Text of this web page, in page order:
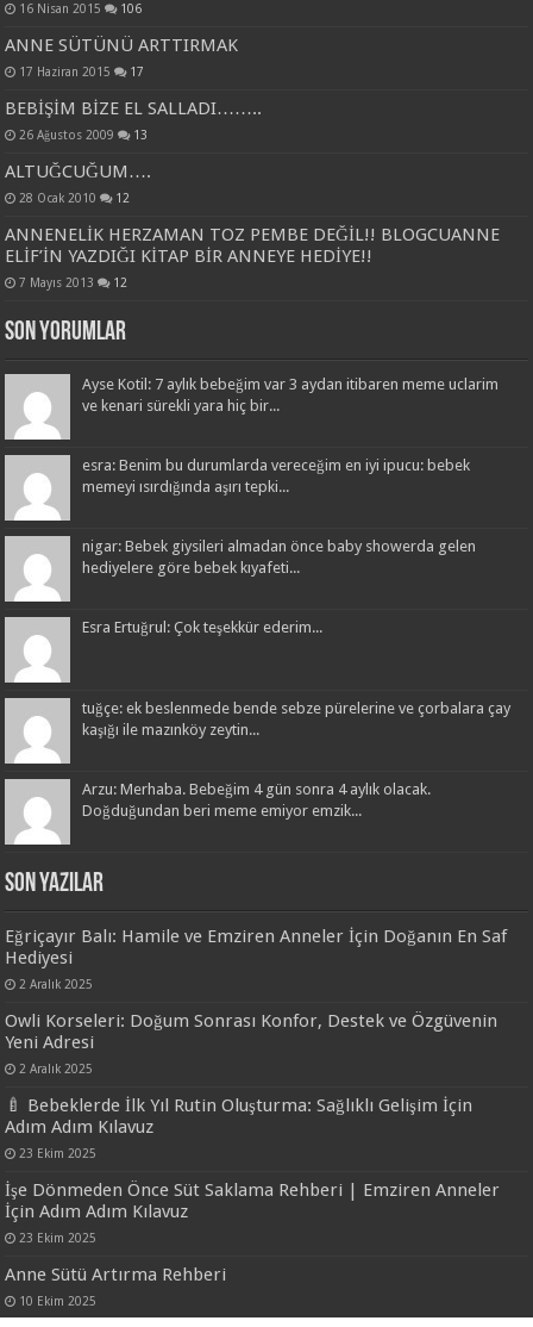
16 Nisan 2015 106
ANNE SÜTÜNÜ ARTTIRMAK
17 Haziran 2015 17
BEBİŞİM BİZE EL SALLADI……..
26 Ağustos 2009 13
ALTUĞCUĞUM….
28 Ocak 2010 12
ANNENELİK HERZAMAN TOZ PEMBE DEĞİL!! BLOGCUANNE
ELİF’İN YAZDIĞI KİTAP BİR ANNEYE HEDİYE!!
7 Mayıs 2013 12
Son Yorumlar
Ayse Kotil: 7 aylık bebeğim var 3 aydan itibaren meme uclarim
ve kenari sürekli yara hiç bir...
esra: Benim bu durumlarda vereceğim en iyi ipucu: bebek
memeyi ısırdığında aşırı tepki...
nigar: Bebek giysileri almadan önce baby showerda gelen
hediyelere göre bebek kıyafeti...
Esra Ertuğrul: Çok teşekkür ederim...
tuğçe: ek beslenmede bende sebze pürelerine ve çorbalara çay
kaşığı ile mazınköy zeytin...
Arzu: Merhaba. Bebeğim 4 gün sonra 4 aylık olacak.
Doğduğundan beri meme emiyor emzik...
Son Yazılar
Eğriçayır Balı: Hamile ve Emziren Anneler İçin Doğanın En Saf
Hediyesi
2 Aralık 2025
Owli Korseleri: Doğum Sonrası Konfor, Destek ve Özgüvenin
Yeni Adresi
2 Aralık 2025
🍼 Bebeklerde İlk Yıl Rutin Oluşturma: Sağlıklı Gelişim İçin
Adım Adım Kılavuz
23 Ekim 2025
İşe Dönmeden Önce Süt Saklama Rehberi | Emziren Anneler
İçin Adım Adım Kılavuz
23 Ekim 2025
Anne Sütü Artırma Rehberi
10 Ekim 2025